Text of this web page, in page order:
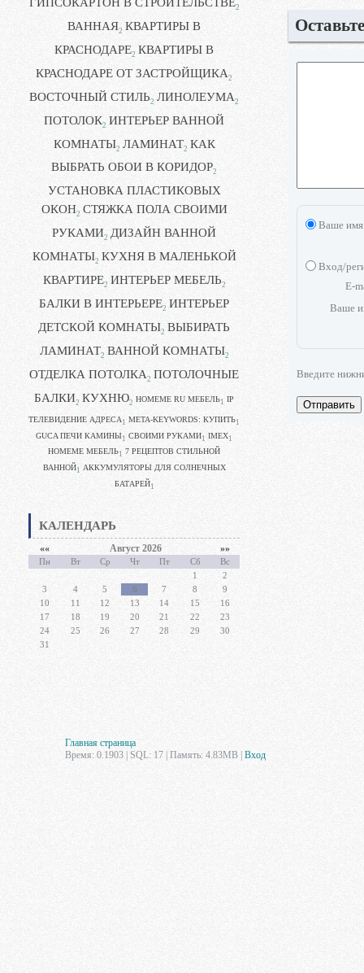
2
ВАННАЯ2 КВАРТИРЫ В
КРАСНОДАРЕ2 КВАРТИРЫ В
КРАСНОДАРЕ ОТ ЗАСТРОЙЩИКА2
ВОСТОЧНЫЙ СТИЛЬ2 ЛИНОЛЕУМА2
ПОТОЛОК2 ИНТЕРЬЕР ВАННОЙ
КОМНАТЫ2 ЛАМИНАТ2 КАК
ВЫБРАТЬ ОБОИ В КОРИДОР2
УСТАНОВКА ПЛАСТИКОВЫХ
ОКОН2 СТЯЖКА ПОЛА СВОИМИ
РУКАМИ2 ДИЗАЙН ВАННОЙ
КОМНАТЫ2 КУХНЯ В МАЛЕНЬКОЙ
КВАРТИРЕ2 ИНТЕРЬЕР МЕБЕЛЬ2
БАЛКИ В ИНТЕРЬЕРЕ2 ИНТЕРЬЕР
ДЕТСКОЙ КОМНАТЫ2 ВЫБИРАТЬ
ЛАМИНАТ2 ВАННОЙ КОМНАТЫ2
ОТДЕЛКА ПОТОЛКА2 ПОТОЛОЧНЫЕ
БАЛКИ2 КУХНЮ2 HOMEME RU МЕБЕЛЬ1 IP
ТЕЛЕВИДЕНИЕ АДРЕСА 1 META-KEYWORDS: КУПИТЬ1
GUCA ПЕЧИ КАМИНЫ1 CВОИМИ РУКАМИ1 IMEX1
HOMEME МЕБЕЛЬ1 7 РЕЦЕПТОВ СТИЛЬНОЙ
ВАННОЙ1 АККУМУЛЯТОРЫ ДЛЯ СОЛНЕЧНЫХ
БАТАРЕЙ1
КАЛЕНДАРЬ
«« Август 2026 »»
Пн Вт Ср Чт Пт Сб
Вс
1
2
3
4 5 6 7 8
9
10
11 12 13 14 15
16
17
18 19 20 21 22
23
24
25 26 27 28 29
30
31
Ваше имя
Вход/
E-
Ваше
Введите
Отправить
Главная страница
Время: 0.1903 | SQL: 17 | Память: 4.83MB Вход